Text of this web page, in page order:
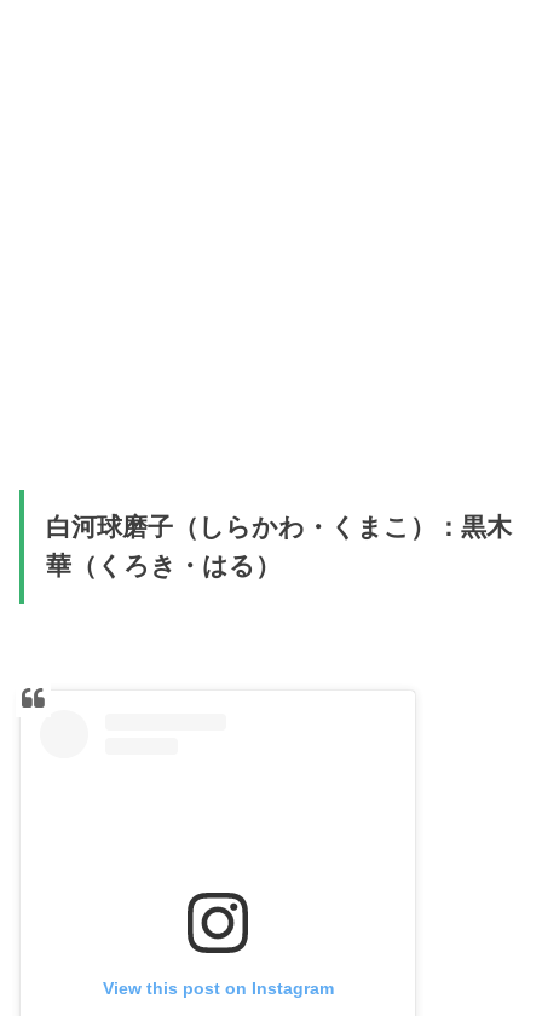
白河球磨子（しらかわ・くまこ）：黒木
華（くろき・はる）
View this post on Instagram